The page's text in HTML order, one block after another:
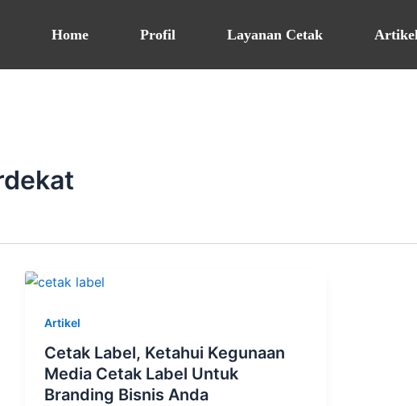
Home Profil Layanan Cetak
Artikel
Cetak Label, Ketahui Kegunaan
Media Cetak Label Untuk
Branding Bisnis Anda